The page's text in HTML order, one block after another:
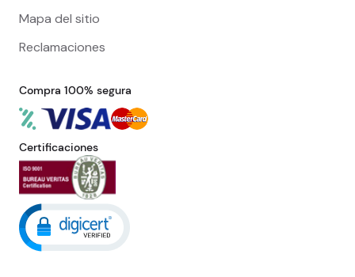
Mapa del sitio
Reclamaciones
Compra 100% segura
Certificaciones